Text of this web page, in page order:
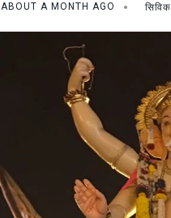
ABOUT A MONTH AGO सिविक